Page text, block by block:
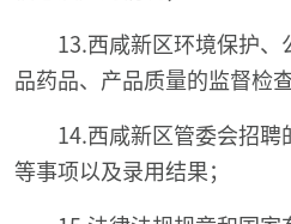
13.西咸新区环境保护
品药品、产品质量的监督检查
14.西咸新区管委会招
等事项以及录用结果；